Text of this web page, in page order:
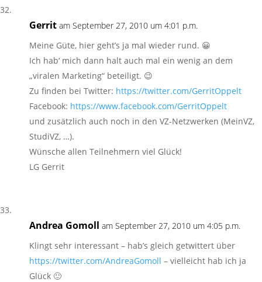
Gerrit am September 27, 2010 um 4:01 p.m.
Meine Güte, hier geht’s ja mal wieder rund. 😀
Ich hab‘ mich dann halt auch mal ein wenig an dem
„viralen Marketing“ beteiligt. 😉
Zu finden bei Twitter: https://twitter.com/GerritOppelt
Facebook: https://www.facebook.com/GerritOppelt
und zusätzlich auch noch in den VZ-Netzwerken (MeinVZ,
StudiVZ, …).
Wünsche allen Teilnehmern viel Glück!
LG Gerrit
Andrea Gomoll am September 27, 2010 um 4:05 p.m.
Klingt sehr interessant – hab’s gleich getwittert über
https://twitter.com/AndreaGomoll – vielleicht hab ich ja
Glück 🙂